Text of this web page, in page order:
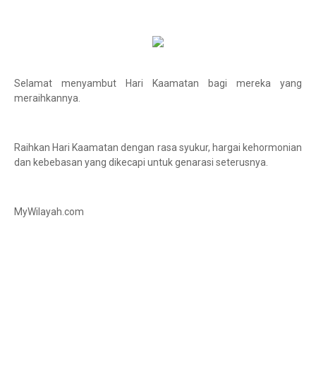
Selamat menyambut Hari Kaamatan bagi mereka yang
meraihkannya.
Raihkan Hari Kaamatan dengan rasa syukur, hargai kehormonian
dan kebebasan yang dikecapi untuk genarasi seterusnya.
MyWilayah.com